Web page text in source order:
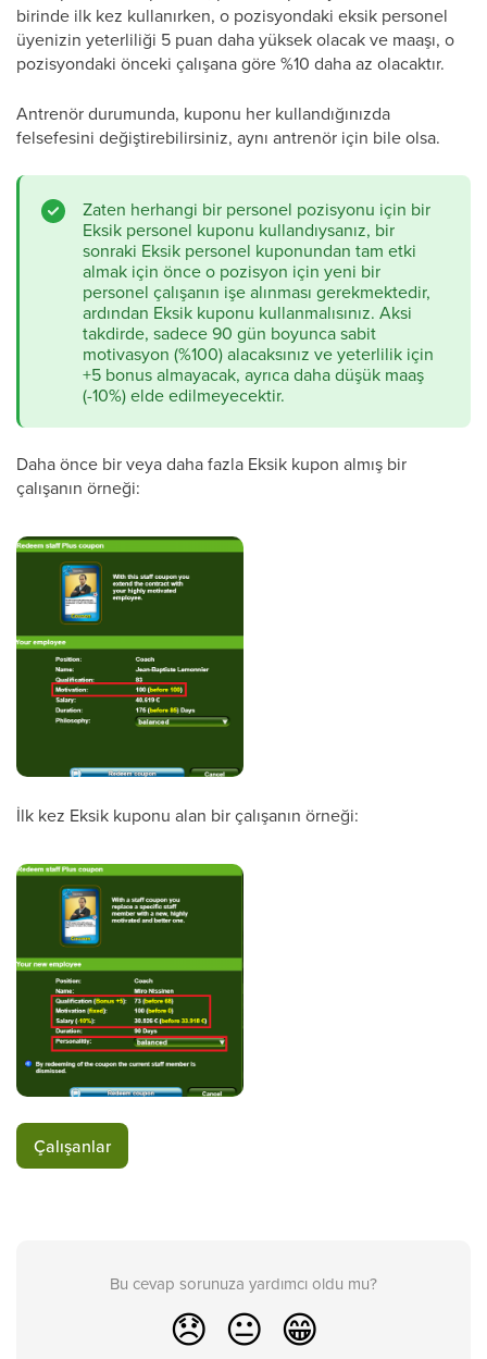
birinde ilk kez kullanırken, o pozisyondaki eksik personel
üyenizin yeterliliği 5 puan daha yüksek olacak ve maaşı, o
pozisyondaki önceki çalışana göre %10 daha az olacaktır.
Antrenör durumunda, kuponu her kullandığınızda
felsefesini değiştirebilirsiniz, aynı antrenör için bile olsa.
Zaten herhangi bir personel pozisyonu için bir
Eksik personel kuponu kullandıysanız, bir
sonraki Eksik personel kuponundan tam etki
almak için önce o pozisyon için yeni bir
personel çalışanın işe alınması gerekmektedir,
ardından Eksik kuponu kullanmalısınız. Aksi
takdirde, sadece 90 gün boyunca sabit
motivasyon (%100) alacaksınız ve yeterlilik için
+5 bonus almayacak, ayrıca daha düşük maaş
(-10%) elde edilmeyecektir.
Daha önce bir veya daha fazla Eksik kupon almış bir
çalışanın örneği:
İlk kez Eksik kuponu alan bir çalışanın örneği:
Çalışanlar
Bu cevap sorunuza yardımcı oldu mu?
😞 😐 😁